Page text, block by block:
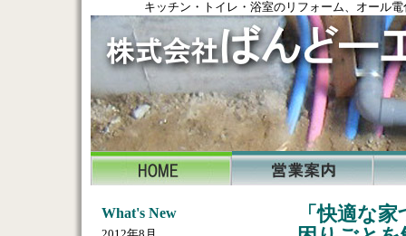
キッチン・トイレ・浴室のリフォーム、オール
What's New
「快適な